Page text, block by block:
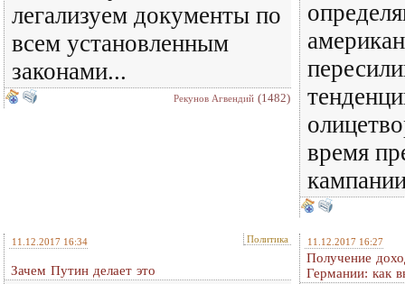
легализуем документы по
всем установленным
законами...
Рекунов Агвендий (1482)
время
11.12.2017 16:34 Политика
Зачем Путин делает это
11.12.2017 16:27
Получение
Германии: как